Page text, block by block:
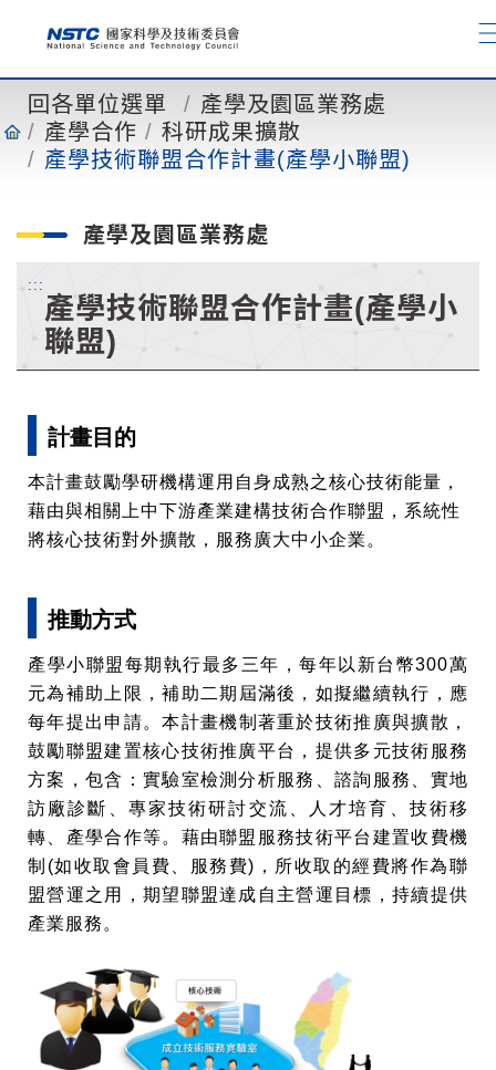
回各單位選單
產學及園區業務處
產學合作
科研成果擴散
產學技術聯盟合作計畫(產學小聯盟)
產學及園區業務處
:::
產學技術聯盟合作計畫(產學小
聯盟)
計畫目的
本計畫鼓勵學研機構運用自身成熟之核心技術能量，
藉由與相關上中下游產業建構技術合作聯盟，系統性
將核心技術對外擴散，服務廣大中小企業。
推動方式
產學小聯盟每期執行最多三年，每年以新台幣300萬
元為補助上限，補助二期屆滿後，如擬繼續執行，應
每年提出申請。本計畫機制著重於技術推廣與擴散，
鼓勵聯盟建置核心技術推廣平台，提供多元技術服務
方案，包含：實驗室檢測分析服務、諮詢服務、實地
訪廠診斷、專家技術研討交流、人才培育、技術移
轉、產學合作等。藉由聯盟服務技術平台建置收費機
制 (如收取會員費、服務費) ，所收取的經費將作為聯
盟營運之用，期望聯盟達成自主營運目標，持續提供
產業服務。